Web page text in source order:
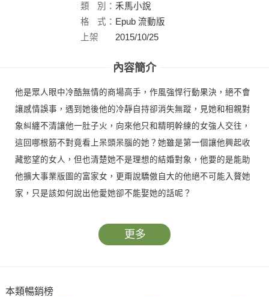
類
別： 禾馬小說
格
式： Epub 流動版
上架
2015/10/25
內容簡介
他是眾人眼中冷酷無情的商場高手，作風強悍行動果決，絕不會
讓感情誤事，遇到她後他的冷靜自持卻消失無蹤，見她和相親對
象糾纏不清讓他一肚子火，向來他只和精明幹練的女強人交往，
這回哪根筋不對竟看上呆頭呆腦的她？她雖是第一個讓他興起收
藏慾望的女人，但也清楚她不是理想的結婚對象，他要的是能助
他擴大事業版圖的富家女，更甭說驕傲自大的他絕不可能入贅她
家，只是該如何說出他愛她卻不能娶她的話呢？
更多
本類暢銷榜